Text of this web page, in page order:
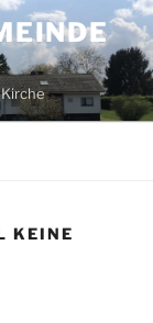
KEINE